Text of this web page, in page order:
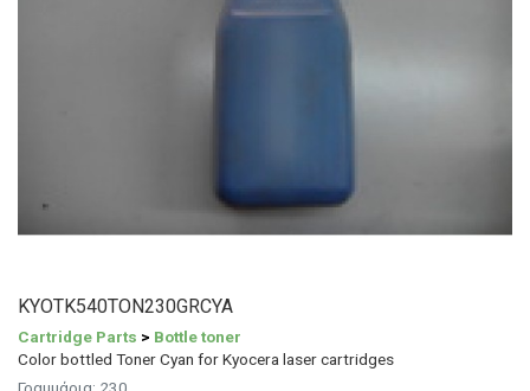
KYOTK540TON230GRCYA
Cartridge Parts > Bottle toner
Color bottled Toner Cyan for Kyocera laser cartridges